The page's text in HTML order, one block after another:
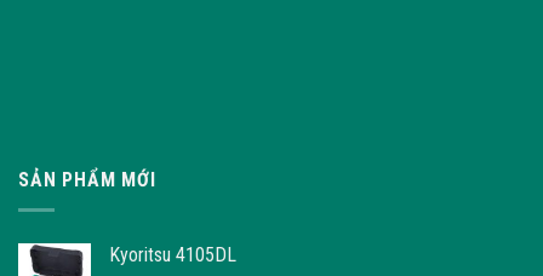
SẢN PHẨM MỚI
Kyoritsu 4105DL